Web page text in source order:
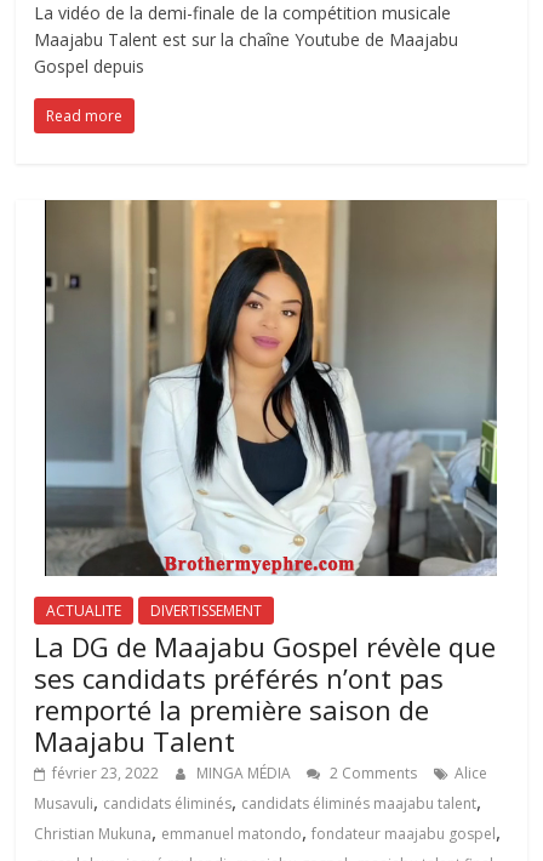
La vidéo de la demi-finale de la compétition musicale
Maajabu Talent est sur la chaîne Youtube de Maajabu
Gospel depuis
Read more
ACTUALITE DIVERTISSEMENT
La DG de Maajabu Gospel révèle que
ses candidats préférés n’ont pas
remporté la première saison de
Maajabu Talent
février 23, 2022 MINGA MÉDIA 2 Comments
Alice
Musavuli, candidats éliminés, candidats éliminés maajabu talent,
Christian Mukuna, emmanuel matondo,fondateur maajabu gospel,